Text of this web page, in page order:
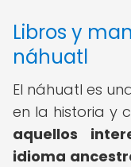
Libros y
náhuatl
El náhuatl es
en la historia y
aquellos
idioma